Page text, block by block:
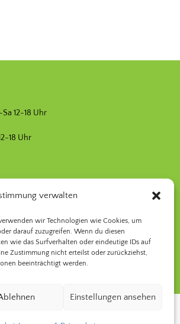
verwalten
wir Technologien wie Cookies, um
darauf zuzugreifen. Wenn du diesen
wie das Surfverhalten oder eindeutige IDs auf
Zustimmung nicht erteilst oder zurückziehst,
beeinträchtigt werden.
Einstellungen ansehen
12-18 Uhr
18 Uhr
Oktober 11-17 Uhr
11-19 Uhr